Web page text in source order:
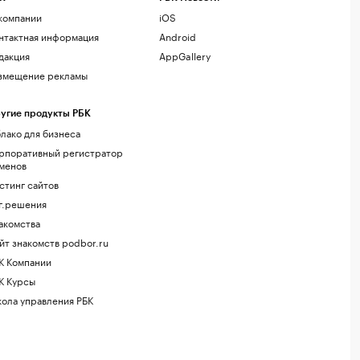
информация
рекламы
продукты РБК
для бизнеса
регистратор
сайтов
знакомств podbor.ru
Компании
Курсы
управления РБК
iOS
Android
AppGallery